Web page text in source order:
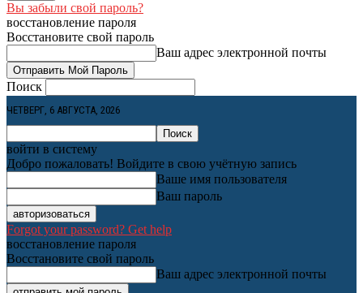
Вы забыли свой пароль?
восстановление пароля
Восстановите свой пароль
Ваш адрес электронной почты
Поиск
ЧЕТВЕРГ, 6 АВГУСТА, 2026
войти в систему
Добро пожаловать! Войдите в свою учётную запись
Ваше имя пользователя
Ваш пароль
Forgot your password? Get help
восстановление пароля
Восстановите свой пароль
Ваш адрес электронной почты